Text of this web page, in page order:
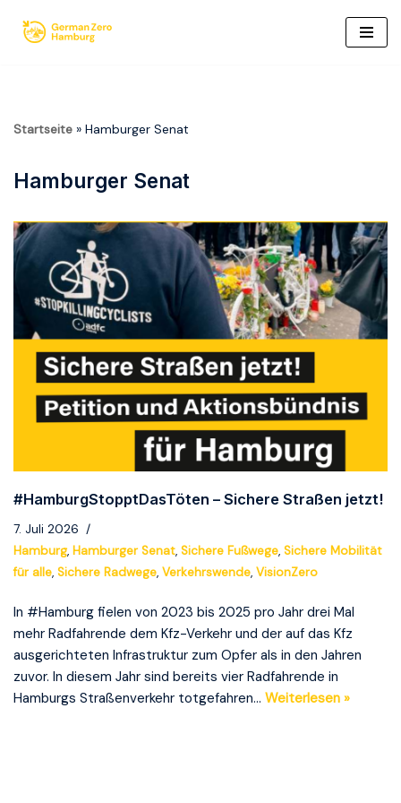
Zum
Startseite » Hamburger Senat
Hamburger Senat
#HamburgStopptDasTöten – Sichere Straßen jetzt!
7. Juli 2026
Hamburg, Hamburger Senat, Sichere Fußwege, Sichere Mobilität
für alle, Sichere Radwege, Verkehrswende, VisionZero
In #Hamburg fielen von 2023 bis 2025 pro Jahr drei Mal
mehr Radfahrende dem Kfz-Verkehr und der auf das Kfz
ausgerichteten Infrastruktur zum Opfer als in den Jahren
zuvor. In diesem Jahr sind bereits vier Radfahrende in
Hamburgs Straßenverkehr totgefahren… Weiterlesen »